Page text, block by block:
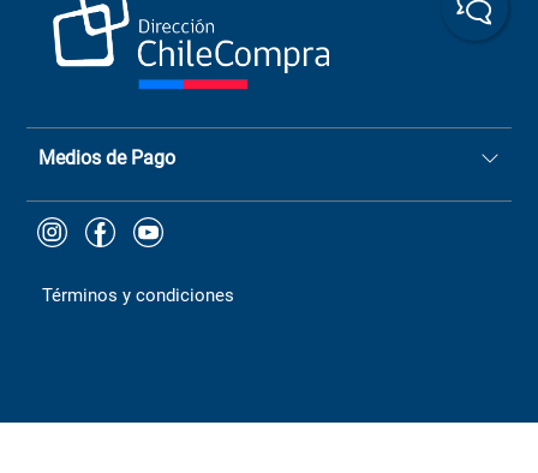
ChileCompras
+56 9 9888 9549
Medios de Pago
Términos y condiciones